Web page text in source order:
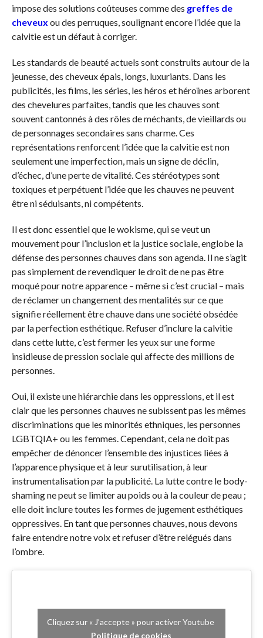
impose des solutions coûteuses comme des greffes de
cheveux ou des perruques, soulignant encore l’idée que la
calvitie est un défaut à corriger.
Les standards de beauté actuels sont construits autour de la
jeunesse, des cheveux épais, longs, luxuriants. Dans les
publicités, les films, les séries, les héros et héroïnes arborent
des chevelures parfaites, tandis que les chauves sont
souvent cantonnés à des rôles de méchants, de vieillards ou
de personnages secondaires sans charme. Ces
représentations renforcent l’idée que la calvitie est non
seulement une imperfection, mais un signe de déclin,
d’échec, d’une perte de vitalité. Ces stéréotypes sont
toxiques et perpétuent l’idée que les chauves ne peuvent
être ni séduisants, ni compétents.
Il est donc essentiel que le wokisme, qui se veut un
mouvement pour l’inclusion et la justice sociale, englobe la
défense des personnes chauves dans son agenda. Il ne s’agit
pas simplement de revendiquer le droit de ne pas être
moqué pour notre apparence – même si c’est crucial – mais
de réclamer un changement des mentalités sur ce que
signifie réellement être chauve dans une société obsédée
par la perfection esthétique. Refuser d’inclure la calvitie
dans cette lutte, c’est fermer les yeux sur une forme
insidieuse de pression sociale qui affecte des millions de
personnes.
Oui, il existe une hiérarchie dans les oppressions, et il est
clair que les personnes chauves ne subissent pas les mêmes
discriminations que les minorités ethniques, les personnes
LGBTQIA+ ou les femmes. Cependant, cela ne doit pas
empêcher de dénoncer l’ensemble des injustices liées à
l’apparence physique et à leur surutilisation, à leur
instrumentalisation par la publicité. La lutte contre le body-
shaming ne peut se limiter au poids ou à la couleur de peau ;
elle doit inclure toutes les formes de jugement esthétiques
oppressives. En tant que personnes chauves, nous devons
faire entendre notre voix et refuser d’être relégués dans
l’ombre.
Cliquez sur « J’accepte » pour activer Youtube
Politique de cookies